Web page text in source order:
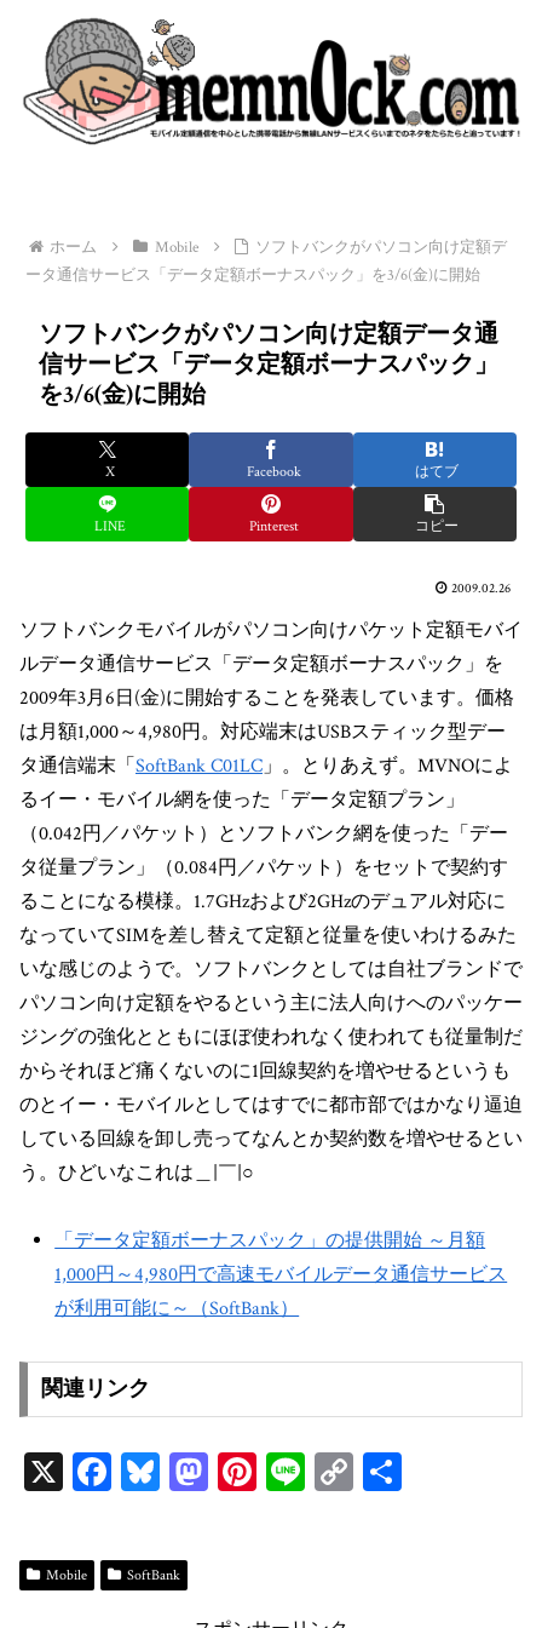
ホーム Mobile
ソフトバンクがパソコン向け定額デ
ータ通信サービス「データ定額ボーナスパック」を3/6(金)に開始
ソフトバンクがパソコン向け定額データ通
信サービス「データ定額ボーナスパック」
を3/6(金)に開始
X Facebook はてブ
LINE Pinterest コピー
2009.02.26
ソフトバンクモバイルがパソコン向けパケット定額モバイ
ルデータ通信サービス「データ定額ボーナスパック」を
2009年3月6日(金)に開始することを発表しています。価格
は月額1,000～4,980円。対応端末はUSBスティック型デー
タ通信端末「SoftBank C01LC」。とりあえず。MVNOによ
るイー・モバイル網を使った「データ定額プラン」
（0.042円／パケット）とソフトバンク網を使った「デー
タ従量プラン」（0.084円／パケット）をセットで契約す
ることになる模様。1.7GHzおよび2GHzのデュアル対応に
なっていてSIMを差し替えて定額と従量を使いわけるみた
いな感じのようで。ソフトバンクとしては自社ブランドで
パソコン向け定額をやるという主に法人向けへのパッケー
ジングの強化とともにほぼ使われなく使われても従量制だ
からそれほど痛くないのに1回線契約を増やせるというも
のとイー・モバイルとしてはすでに都市部ではかなり逼迫
している回線を卸し売ってなんとか契約数を増やせるとい
う。ひどいなこれは＿|￣|○
「データ定額ボーナスパック」の提供開始 ～月額
1,000円～4,980円で高速モバイルデータ通信サービス
が利用可能に～（SoftBank）
関連リンク
X Fa
bo
ok
Bl
sk
y
M Pi Li C
Mobile SoftBank